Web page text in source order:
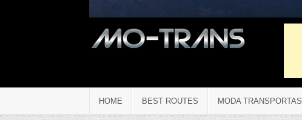
HOME BEST ROUTES MODA TRANSPORTASI